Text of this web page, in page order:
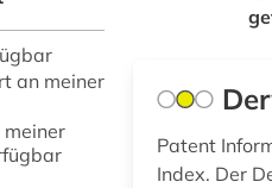
an meiner
meiner
Patent
Index. Der